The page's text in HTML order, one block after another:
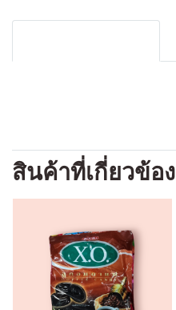
สินค้าที่เกี่ยวข้อง